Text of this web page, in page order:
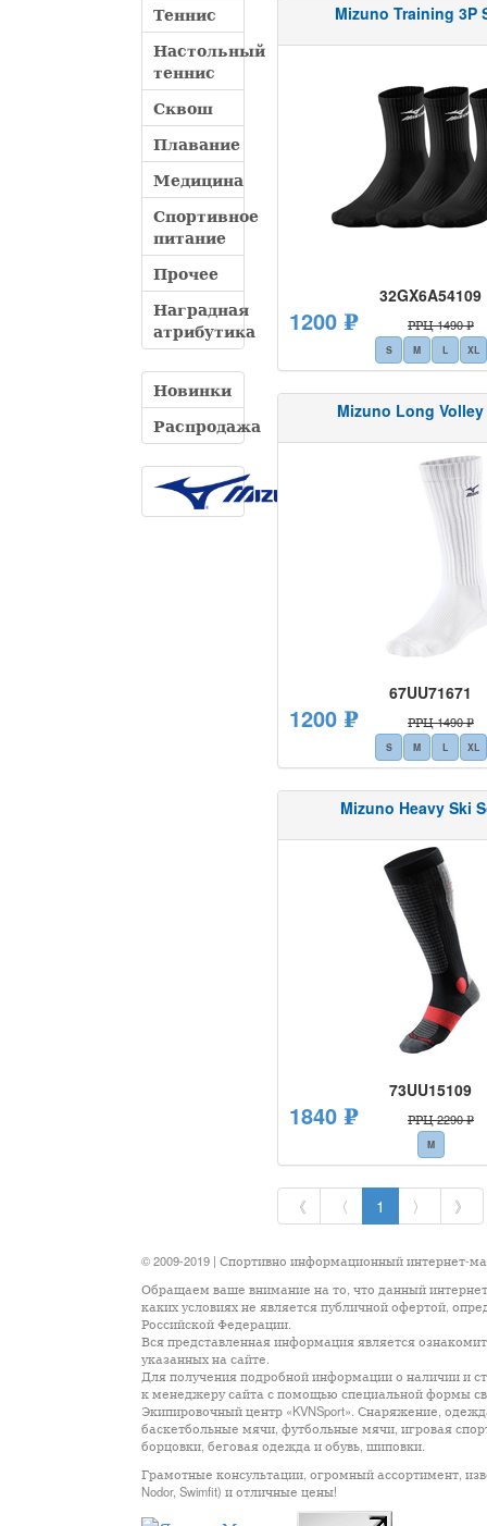
Теннис
Настольный
теннис
Сквош
Плавание
Медицина
Спортивное
питание
Прочее
Наградная
атрибутика
Новинки
Распродажа
Mizuno Training 3P
32GX6A54109
1200 ₽ РРЦ 1490 ₽
S M L XL
Mizuno Long
67UU71671
1200 ₽ РРЦ 1490 ₽
S M L XL
Mizuno Heavy Ski
73UU15109
1840 ₽ РРЦ 2290 ₽
M
《 〈 1 〉 》
© 2009-2019 | Спортивно информационный интернет-
Обращаем ваше внимание на то, что данный
каких условиях не является публичной офертой,
Российской Федерации.
Вся представленная информация является
указанных на сайте.
Для получения подробной информации о наличии и
к менеджеру сайта с помощью специальной формы
Экипировочный центр «KVNSport». Снаряжение,
баскетбольные мячи, футбольные мячи, игровая
борцовки, беговая одежда и обувь, шиповки.
Грамотные консультации, огромный ассортимент,
Nodor, Swimfit) и отличные цены!